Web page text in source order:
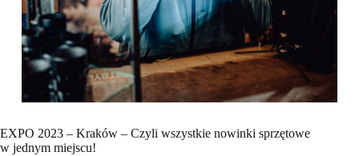
EXPO 2023 – Kraków – Czyli wszystkie nowinki sprzętowe
w jednym miejscu!